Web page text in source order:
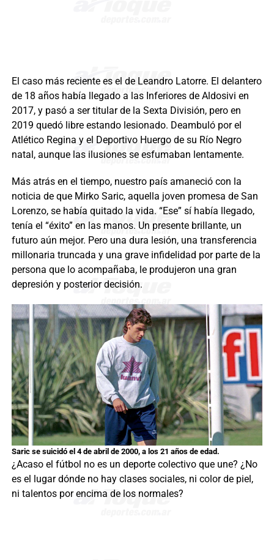
El caso más reciente es el de Leandro Latorre. El delantero
de 18 años había llegado a las Inferiores de Aldosivi en
2017, y pasó a ser titular de la Sexta División, pero en
2019 quedó libre estando lesionado. Deambuló por el
Atlético Regina y el Deportivo Huergo de su Río Negro
natal, aunque las ilusiones se esfumaban lentamente.
Más atrás en el tiempo, nuestro país amaneció con la
noticia de que Mirko Saric, aquella joven promesa de San
Lorenzo, se había quitado la vida. “Ese” sí había llegado,
tenía el “éxito” en las manos. Un presente brillante, un
futuro aún mejor. Pero una dura lesión, una transferencia
millonaria truncada y una grave infidelidad por parte de la
persona que lo acompañaba, le produjeron una gran
depresión y posterior decisión.
Saric se suicidó el 4 de abril de 2000, a los 21 años de edad.
¿Acaso el fútbol no es un deporte colectivo que une? ¿No
es el lugar dónde no hay clases sociales, ni color de piel,
ni talentos por encima de los normales?